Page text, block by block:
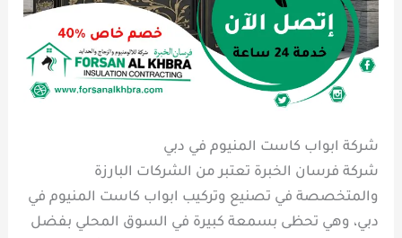
شركة ابواب كاست المنيوم في دبي
شركة فرسان الخبرة تعتبر من الشركات البارزة
والمتخصصة في تصنيع وتركيب ابواب كاست المنيوم في
دبي، وهي تحظى بسمعة كبيرة في السوق المحلي بفضل